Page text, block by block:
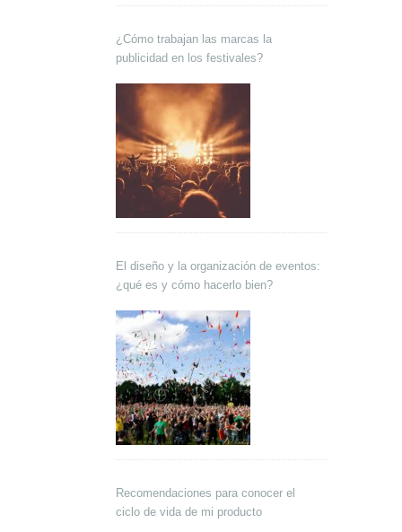
¿Cómo trabajan las marcas la
publicidad en los festivales?
El diseño y la organización de eventos:
¿qué es y cómo hacerlo bien?
Recomendaciones para conocer el
ciclo de vida de mi producto